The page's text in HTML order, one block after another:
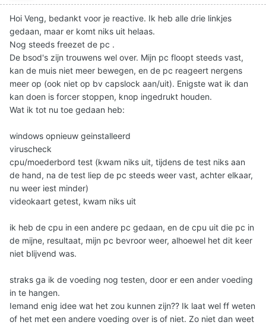
Hoi Veng, bedankt voor je reactive. Ik heb alle drie linkjes
gedaan, maar er komt niks uit helaas.
Nog steeds freezet de pc .
De bsod's zijn trouwens wel over. Mijn pc floopt steeds vast,
kan de muis niet meer bewegen, en de pc reageert nergens
meer op (ook niet op bv capslock aan/uit). Enigste wat ik dan
kan doen is forcer stoppen, knop ingedrukt houden.
Wat ik tot nu toe gedaan heb:
windows opnieuw geinstalleerd
viruscheck
cpu/moederbord test (kwam niks uit, tijdens de test niks aan
de hand, na de test liep de pc steeds weer vast, achter elkaar,
nu weer iest minder)
videokaart getest, kwam niks uit
ik heb de cpu in een andere pc gedaan, en de cpu uit die pc in
de mijne, resultaat, mijn pc bevroor weer, alhoewel het dit keer
niet blijvend was.
straks ga ik de voeding nog testen, door er een ander voeding
in te hangen.
Iemand enig idee wat het zou kunnen zijn?? Ik laat wel ff weten
of het met een andere voeding over is of niet. Zo niet dan weet